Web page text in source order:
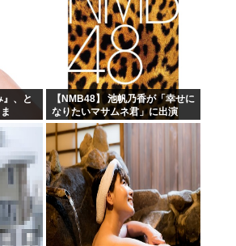
』、と
【NMB48】 池帆乃香が「幸せに
なりたいマサムネ君」に出演